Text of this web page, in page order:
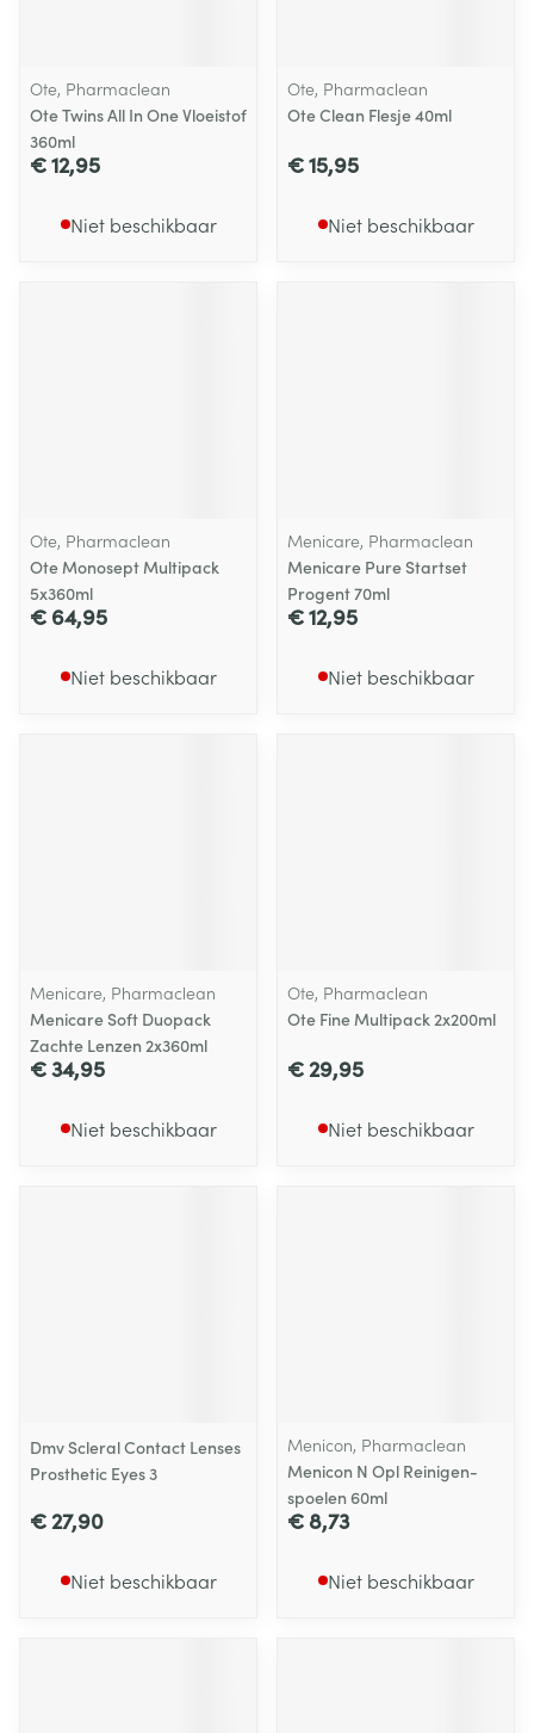
Ote, Pharmaclean
Ote Twins All In One Vloeistof
360ml
€ 12,95
Niet beschikbaar
Ote, Pharmaclean
Ote Clean Flesje 40ml
€ 15,95
Niet beschikbaar
Ote, Pharmaclean
Ote Monosept Multipack
5x360ml
€ 64,95
Niet beschikbaar
Menicare, Pharmaclean
Menicare Pure Startset
Progent 70ml
€ 12,95
Niet beschikbaar
Menicare, Pharmaclean
Menicare Soft Duopack
Zachte Lenzen 2x360ml
€ 34,95
Niet beschikbaar
Ote, Pharmaclean
Ote Fine Multipack 2x200ml
€ 29,95
Niet beschikbaar
Dmv Scleral Contact Lenses
Prosthetic Eyes 3
€ 27,90
Niet beschikbaar
Menicon, Pharmaclean
Menicon N Opl Reinigen-
spoelen 60ml
€ 8,73
Niet beschikbaar